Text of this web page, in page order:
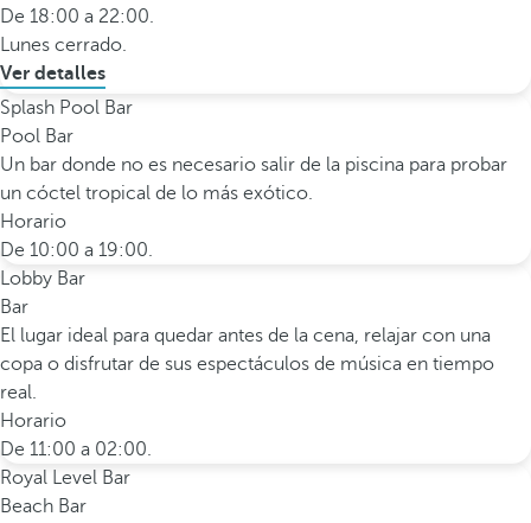
De 18:00 a 22:00.
Lunes cerrado.
Ver detalles
Splash Pool Bar
Pool Bar
Un bar donde no es necesario salir de la piscina para probar
un cóctel tropical de lo más exótico.
Horario
De 10:00 a 19:00.
Lobby Bar
Bar
El lugar ideal para quedar antes de la cena, relajar con una
copa o disfrutar de sus espectáculos de música en tiempo
real.
Horario
De 11:00 a 02:00.
Royal Level Bar
Beach Bar